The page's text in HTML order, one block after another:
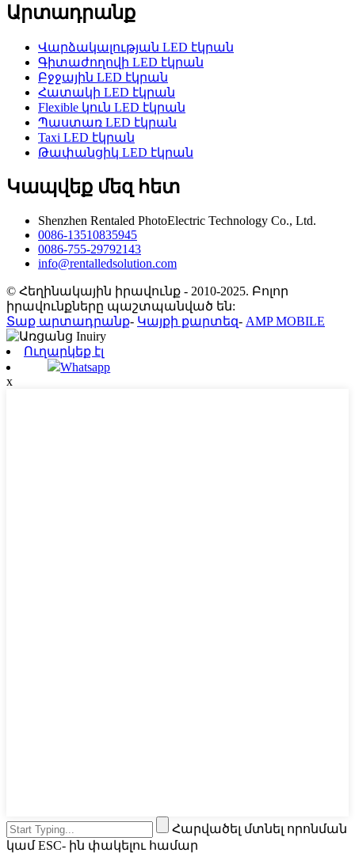
Արտադրանք
Վարձակալության LED էկրան
Գիտաժողովի LED էկրան
Բջջային LED էկրան
Հատակի LED էկրան
Flexible կուն LED էկրան
Պաստառ LED էկրան
Taxi LED էկրան
Թափանցիկ LED էկրան
Կապվեք մեզ հետ
Shenzhen Rentaled PhotoElectric Technology Co., Ltd.
0086-13510835945
0086-755-29792143
info@rentalledsolution.com
© Հեղինակային իրավունք - 2010-2025. Բոլոր
իրավունքները պաշտպանված են:
Տաք արտադրանք- Կայքի քարտեզ- AMP MOBILE
Ուղարկեք էլ
Whatsapp
x
Հարվածել մտնել որոնման
կամ ESC- ին փակելու համար